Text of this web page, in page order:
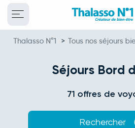
Thalasso N°1 > Tous nos séjours
Séjours Bord
71 offres de
Rechercher